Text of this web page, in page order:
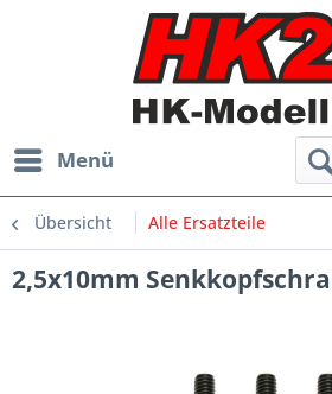
Menü
Übersicht Alle Ersatzteile
2,5x10mm